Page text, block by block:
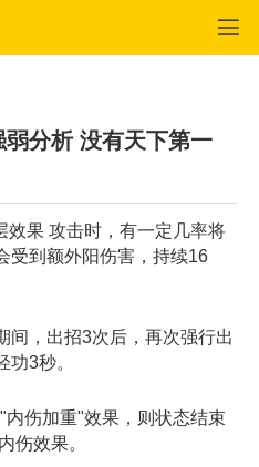
分析 没有天下第一
效果 攻击时，有一定几率将
受到额外阳伤害，持续16
，出招3次后，再次强行出
3秒。
伤加重"效果，则状态结束
伤效果。